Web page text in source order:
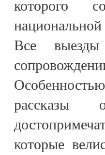
которого
Все
рассказы
которые